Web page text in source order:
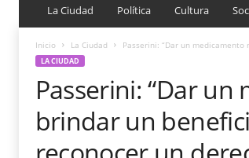
e
La Ciudad Política Cultura
Inicio La Ciudad Passerini: “Dar un
LA CIUDAD
Passerini: “Dar
brindar un